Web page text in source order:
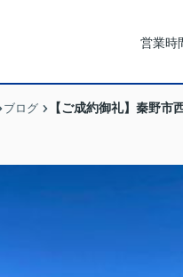
営業時
ブログ 【ご成約御礼】秦野